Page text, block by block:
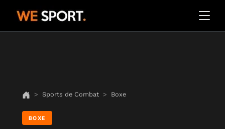
Sports de Combat Boxe
BOXE